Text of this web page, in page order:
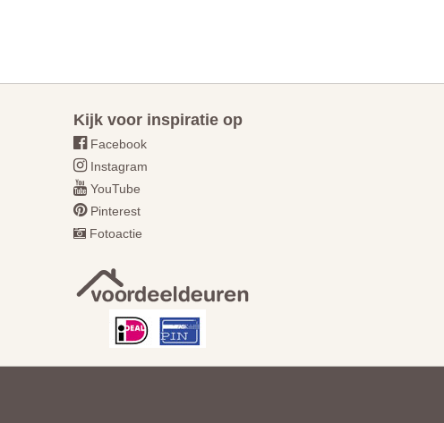
Kijk voor inspiratie op
Facebook
Instagram
YouTube
Pinterest
Fotoactie